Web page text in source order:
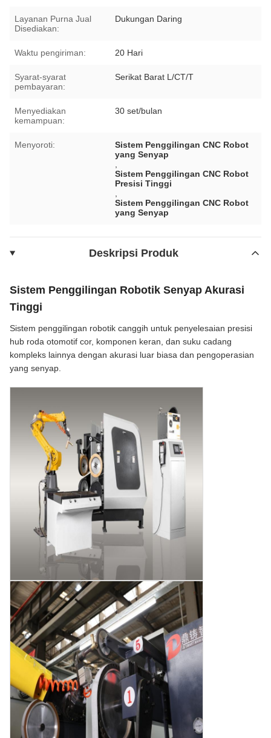
Layanan Purna Jual
Disediakan:
Dukungan Daring
Waktu pengiriman: 20 Hari
Syarat-syarat
pembayaran:
Serikat Barat L/CT/T
Menyediakan
kemampuan:
30 set/bulan
Menyoroti:
Sistem Penggilingan CNC Robot
yang Senyap
Sistem Penggilingan CNC Robot
Presisi Tinggi
Sistem Penggilingan CNC Robot
yang Senyap
Deskripsi Produk
Sistem Penggilingan Robotik Senyap Akurasi
Tinggi
Sistem penggilingan robotik canggih untuk penyelesaian presisi
hub roda otomotif cor, komponen keran, dan suku cadang
kompleks lainnya dengan akurasi luar biasa dan pengoperasian
yang senyap.